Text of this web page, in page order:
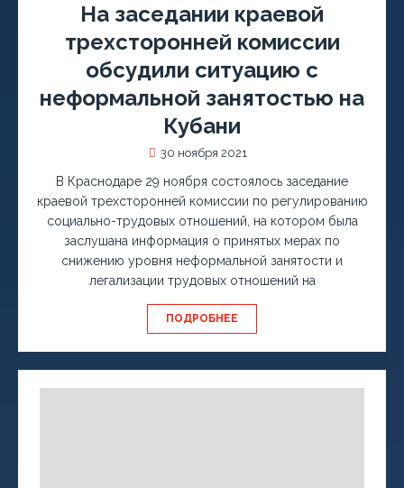
На заседании краевой
трехсторонней комиссии
обсудили ситуацию с
неформальной занятостью на
Кубани
30 ноября 2021
В Краснодаре 29 ноября состоялось заседание
краевой трехсторонней комиссии по регулированию
социально-трудовых отношений, на котором была
заслушана информация о принятых мерах по
снижению уровня неформальной занятости и
легализации трудовых отношений на
ПОДРОБНЕЕ